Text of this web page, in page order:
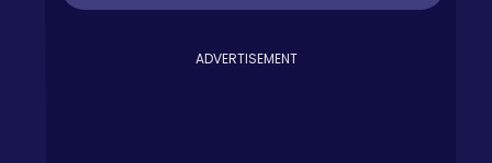
ADVERTISEMENT